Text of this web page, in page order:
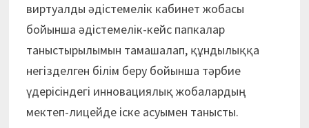
виртуалды әдістемелік кабинет жобасы
бойынша әдістемелік-кейс папкалар
таныстырылымын тамашалап, құндылыққа
негізделген білім беру бойынша тәрбие
үдерісіндегі инновациялық жобалардың
мектеп-лицейде іске асуымен танысты.